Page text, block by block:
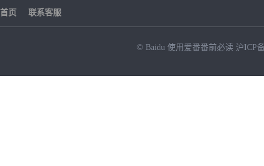
首页 联系客服
© Baidu 使用爱番番前必读 沪ICP